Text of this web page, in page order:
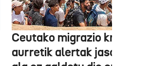
Ceutako migrazio krisiaren
aurretik alertak jaso zituen